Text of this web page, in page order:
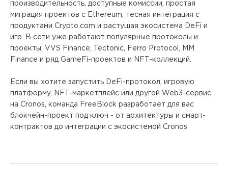
производительность, доступные комиссии, простая
миграция проектов с Ethereum, тесная интеграция с
продуктами Crypto.com и растущая экосистема DeFi и
игр. В сети уже работают популярные протоколы и
проекты: VVS Finance, Tectonic, Ferro Protocol, MM
Finance и ряд GameFi-проектов и NFT-коллекций.
Если вы хотите запустить DeFi-протокол, игровую
платформу, NFT-маркетплейс или другой Web3-сервис
на Cronos, команда FreeBlock разработает для вас
блокчейн-проект под ключ - от архитектуры и смарт-
контрактов до интеграции с экосистемой Cronos